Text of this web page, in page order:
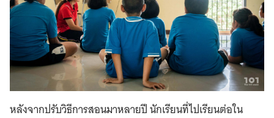
หลังจากปรับวิธีการสอนมาหลายปี นักเรียนที่ไปเรียนต่อใน